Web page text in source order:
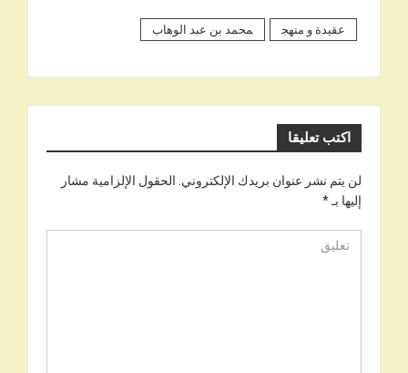
عقيدة و منهج محمد بن عبد الوهاب
اكتب تعليقا
لن يتم نشر عنوان بريدك الإلكتروني. الحقول الإلزامية مشار
إليها بـ*